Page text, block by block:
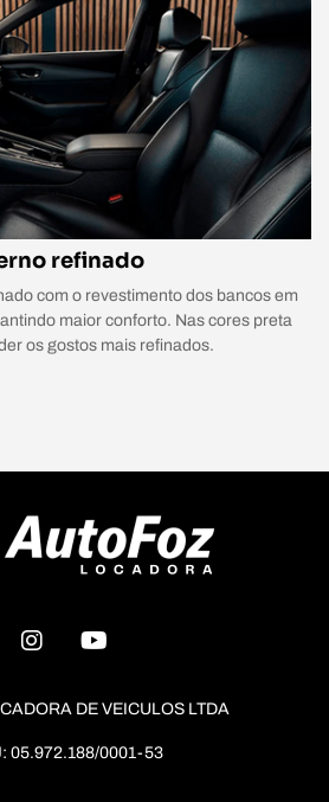
refinado
com o revestimento dos bancos em
maior conforto. Nas cores preta
os gostos mais refinados.
DE VEICULOS LTDA
05.972.188/0001-53